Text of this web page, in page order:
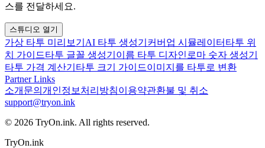
스를 전달하세요.
스튜디오 열기
가상 타투 미리보기 AI 타투 생성기 커버업 시뮬레이터 타투 위
치 가이드타투 글꼴 생성기 이름 타투 디자인 로마 숫자 생성기
타투 가격 계산기 타투 크기 가이드이미지를 타투로 변환
Partner Links
소개 문의 개인정보처리방침이용약관환불 및 취소
support@tryon.ink
© 2026 TryOn.ink. All rights reserved.
TryOn.ink